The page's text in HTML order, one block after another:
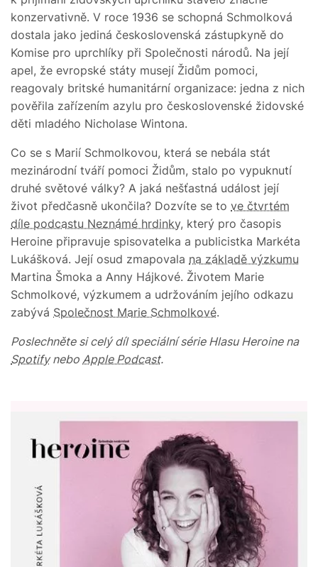
konzervativně. V roce 1936 se schopná Schmolková
dostala jako jediná československá zástupkyně do
Komise pro uprchlíky při Společnosti národů. Na její
apel, že evropské státy musejí Židům pomoci,
reagovaly britské humanitární organizace: jedna z nich
pověřila zařízením azylu pro československé židovské
děti mladého Nicholase Wintona.
Co se s Marií Schmolkovou, která se nebála stát
mezinárodní tváří pomoci Židům, stalo po vypuknutí
druhé světové války? A jaká nešťastná událost její
život předčasně ukončila? Dozvíte se to ve čtvrtém
díle podcastu Neznámé hrdinky, který pro časopis
Heroine připravuje spisovatelka a publicistka Markéta
Lukášková. Její osud zmapovala na základě výzkumu
Martina Šmoka a Anny Hájkové. Životem Marie
Schmolkové, výzkumem a udržováním jejího odkazu
zabývá Společnost Marie Schmolkové.
Poslechněte si celý díl speciální série Hlasu Heroine na
Spotifynebo Apple Podcast.